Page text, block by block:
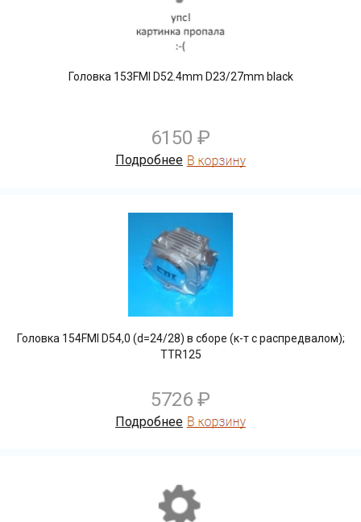
Головка 153FMI D52.4mm D23/27mm black
6150 ₽
Подробнее
Головка 154FMI D54,0 (d=24/28) в сборе (к-т с распредвалом);
TTR125
5726 ₽
Подробнее